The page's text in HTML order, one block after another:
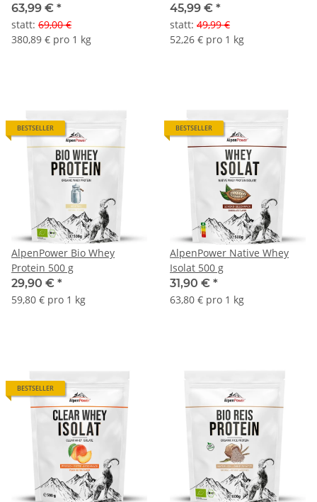
63,99 € *
statt: 69,00 €
380,89 € pro 1 kg
45,99 € *
statt: 49,99 €
52,26 € pro 1 kg
BESTSELLER
AlpenPower Bio Whey
Protein 500 g
29,90 € *
59,80 € pro 1 kg
BESTSELLER
AlpenPower Native Whey
Isolat 500 g
31,90 € *
63,80 € pro 1 kg
BESTSELLER